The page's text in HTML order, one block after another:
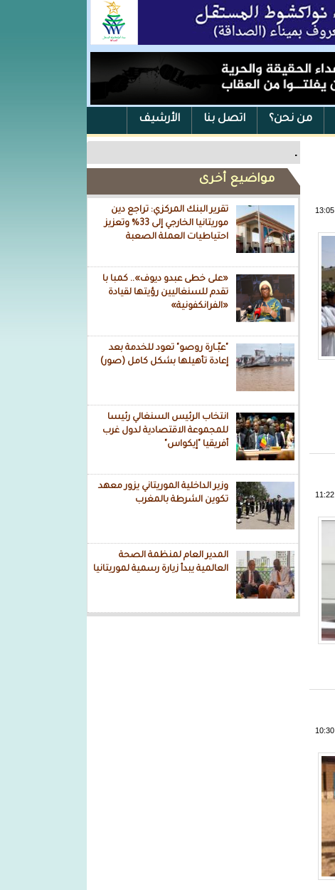
من نحن؟ اتصل بنا الأرشيف
.
مواضيع أخرى
تقرير البنك المركزي: تراجع دين
موريتانيا الخارجي إلى 33% وتعزيز
احتياطيات العملة الصعبة
«على خطى عبدو ديوف».. كمبا با
تقدم للسنغاليين رؤيتها لقيادة
«الفرانكفونية»
"عبّـارة روصو" تعود للخدمة بعد
إعادة تأهيلها بشكل كامل (صور)
انتخاب الرئيس السنغالي رئيسا
للمجموعة الاقتصادية لدول غرب
أفريقيا "إيكواس"
وزير الداخلية الموريتاني يزور معهد
تكوين الشرطة بالمغرب
المدير العام لمنظمة الصحة
العالمية يبدأ زيارة رسمية لموريتانيا